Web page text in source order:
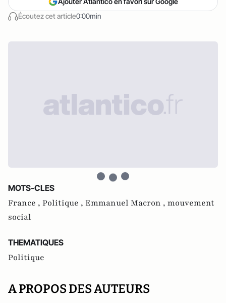
Écoutez cet article0:00min
MOTS-CLES
France , Politique , Emmanuel Macron , mouvement
social
THEMATIQUES
Politique
A PROPOS DES AUTEURS